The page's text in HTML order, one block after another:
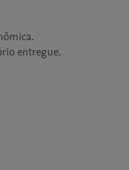
entregue.